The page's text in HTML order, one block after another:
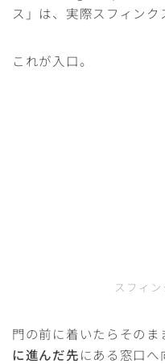
ス」は、実際スフィンク
これが入口。
スフィ
門の前に着いたらそのま
に進んだ先にある窓口へ